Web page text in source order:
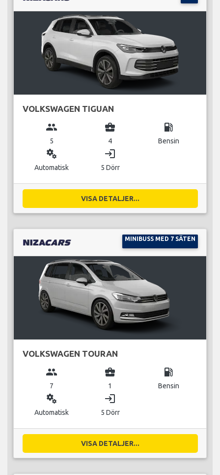
VOLKSWAGEN TIGUAN
group
5
business_center
4
local_gas_station
Bensin
miscellaneous_services
Automatisk
login
5 Dörr
VISA DETALJER...
MINIBUSS MED 7 SÄTEN
VOLKSWAGEN TOURAN
group
7
business_center
1
local_gas_station
Bensin
miscellaneous_services
Automatisk
login
5 Dörr
VISA DETALJER...